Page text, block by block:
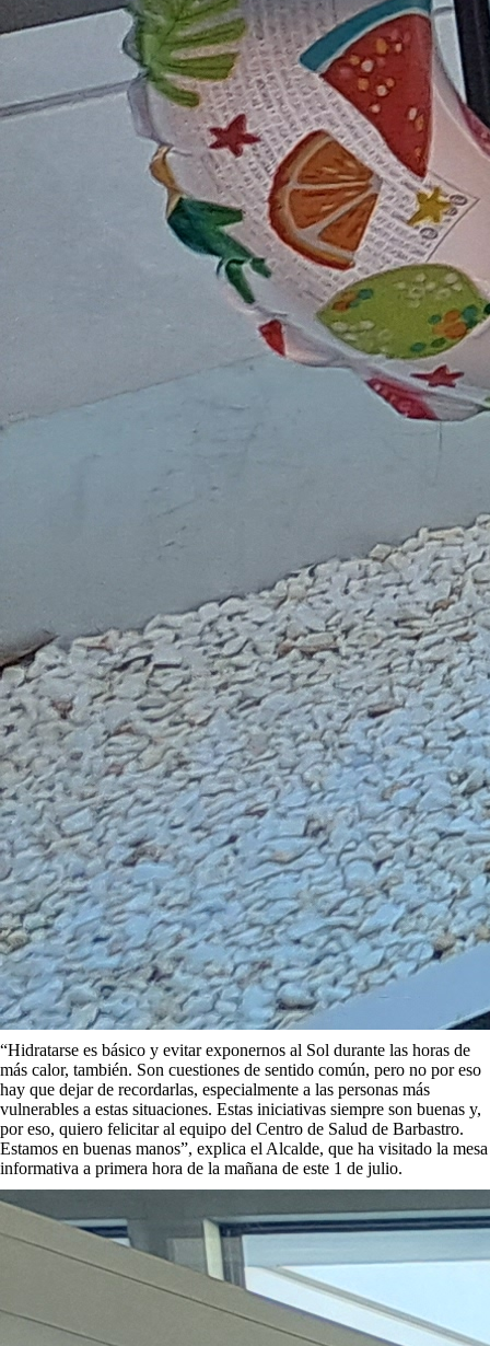
“Hidratarse es básico y evitar exponernos al Sol durante las horas de
más calor, también. Son cuestiones de sentido común, pero no por eso
hay que dejar de recordarlas, especialmente a las personas más
vulnerables a estas situaciones. Estas iniciativas siempre son buenas y,
por eso, quiero felicitar al equipo del Centro de Salud de Barbastro.
Estamos en buenas manos”, explica el Alcalde, que ha visitado la mesa
informativa a primera hora de la mañana de este 1 de julio.